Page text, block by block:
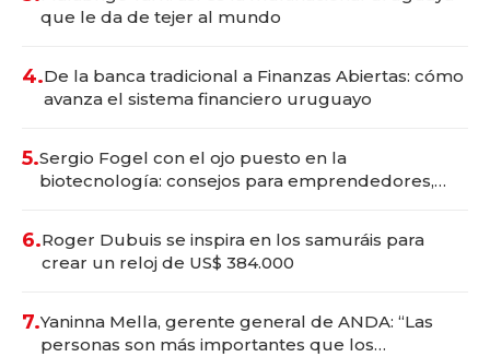
que le da de tejer al mundo
4.De la banca tradicional a Finanzas Abiertas: cómo
avanza el sistema financiero uruguayo
5.Sergio Fogel con el ojo puesto en la
biotecnología: consejos para emprendedores,
6.Roger Dubuis se inspira en los samuráis para
crear un reloj de US$ 384.000
7.Yaninna Mella, gerente general de ANDA: “Las
personas son más importantes que los